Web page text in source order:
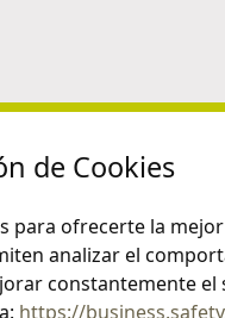
de Cookies
para ofrecerte la
analizar el
constantemente el
https://